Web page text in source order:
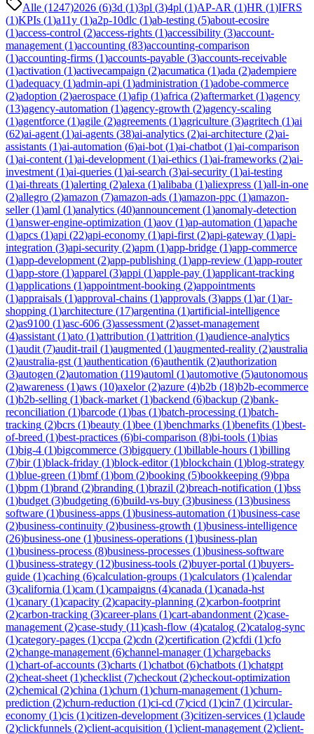
Alle (1247)2026 (6)3d (1)3pl (3)4pl (1)AP-AR (1)HR (1)IFRS
(1)KPIs (1)a11y (1)a2p-10dlc (1)ab-testing (5)about-ecosire
(1)access-control (2)access-rights (1)accessibility (3)account-
management (1)accounting (83)accounting-comparison
(1)accounting-firms (1)accounts-payable (3)accounts-receivable
(1)activation (1)activecampaign (2)acumatica (1)ada (2)adempiere
(1)adequacy (1)admin-api (1)administration (1)adobe-commerce
(2)adoption (2)aerospace (1)afip (1)africa (2)aftermarket (1)agency
(13)agency-automation (1)agency-growth (2)agency-scaling
(1)agentforce (1)agile (2)agreements (1)agriculture (3)agritech (1)ai
(62)ai-agent (1)ai-agents (38)ai-analytics (2)ai-architecture (2)ai-
assistants (1)ai-automation (6)ai-bot (1)ai-chatbot (1)ai-comparison
(1)ai-content (1)ai-development (1)ai-ethics (1)ai-frameworks (2)ai-
investment (1)ai-queries (1)ai-search (3)ai-security (1)ai-testing
(1)ai-threats (1)alerting (2)alexa (1)alibaba (1)aliexpress (1)all-in-one
(2)allegro (2)amazon (7)amazon-ads (1)amazon-ppc (1)amazon-
seller(1)aml (1)analytics (40)announcement (1)anomaly-detection
(1)answer-engine-optimization (1)aov (1)ap-automation (1)apache
(1)apcs (1)api (22)api-economy (1)api-first (2)api-gateway (1)api-
integration (3)api-security (2)apm (1)app-bridge (1)app-commerce
(1)app-development (2)app-publishing (1)app-review (1)app-router
(1)app-store (1)apparel (3)appi (1)apple-pay (1)applicant-tracking
(1)applications (1)appointment-booking (2)appointments
(1)appraisals (1)approval-chains (1)approvals (3)apps (1)ar(1)ar-
shopping (1)architecture (17)argentina (1)artificial-intelligence
(2)as9100 (1)asc-606 (3)assessment (2)asset-management
(4)assistant (1)ato (1)attribution (1)attrition (1)audience-analytics
(1)audit (7)audit-trail (1)augmented (1)augmented-reality (2)australia
(2)australia-gst (1)authentication (6)authentik (2)authorization
(3)autogen (2)automation (119)automl (1)automotive (5)autonomous
(2)awareness (1)aws (10)axelor(2)azure (4)b2b (18)b2b-ecommerce
(1)b2b-selling (1)back-market (1)backend (6)backup (2)bank-
reconciliation (1)barcode (1)bas (1)batch-processing (1)batch-
tracking (2)bcrs (1)beauty (1)bee (1)benchmarks (1)benefits (1)best-
of-breed (1)best-practices (6)bi-comparison (8)bi-tools (1)bias
(1)big-4 (1)bigcommerce (3)bigquery (1)billable-hours (1)billing
(7)bir(1)black-friday (1)block-editor(1)blockchain (1)blog-strategy
(1)blue-green (1)bmf(1)bom (2)booking (5)bookkeeping (9)bpa
(1)bpm (1)brand (2)branding (1)brazil (2)breach-notification (1)bss
(1)budget (3)budgeting (6)build-vs-buy (3)business (13)business
software (1)business-apps (1)business-automation (1)business-case
(2)business-continuity (2)business-growth (1)business-intelligence
(26)business-one (1)business-operations (1)business-plan
(1)business-process (8)business-processes (1)business-software
(1)business-strategy (12)business-tools (2)buyer-portal (1)buyers-
guide (1)caching (6)calculation-groups (1)calculators (1)calendar
(3)california (1)cam (1)campaigns (4)canada (1)canada-hst
(1)canary (1)capacity (2)capacity-planning (2)carbon-footprint
(2)carbon-tracking (3)career-plans (1)cart-abandonment (2)case-
management (2)case-study (11)cash-flow (4)catalog (2)catalog-sync
(1)category-pages (1)ccpa (2)cdn (2)certification (2)cfdi (1)cfo
(2)change-management (6)channel-manager(1)chargebacks
(1)chart-of-accounts (3)charts (1)chatbot (6)chatbots (1)chatgpt
(2)cheat-sheet (1)checklist (7)checkout (2)checkout-optimization
(2)chemical (2)china (1)churn (1)churn-management (1)churn-
prediction (2)churn-reduction (1)ci-cd (7)cicd (1)cin7 (1)circular-
economy (1)cis (1)citizen-development (3)citizen-services (1)claude
(2)clickfunnels (2)client-acquisition (1)client-management (2)client-